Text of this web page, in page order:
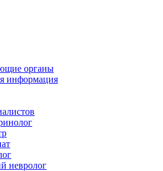
органы
информация
невролог